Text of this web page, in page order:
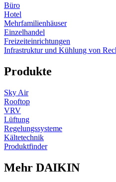
Büro
Hotel
Mehrfamilienhäuser
Einzelhandel
Freizeiteinrichtungen
Infrastruktur und Kühlung von
Produkte
Sky Air
Rooftop
VRV
Lüftung
Regelungssysteme
Kältetechnik
Produktfinder
Mehr DAIKIN